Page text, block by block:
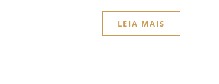
LEIA MAIS